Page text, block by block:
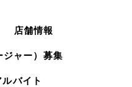
店舗情報
ャー）募集
バイト